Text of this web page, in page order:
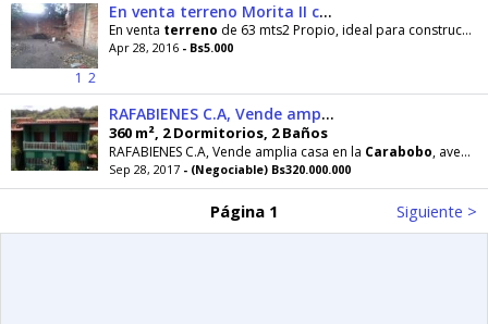
1 2
En venta terreno Morita II cerca Universidad de Carabobo
En venta terreno de 63 mts2 Propio, ideal para construccion de town house y o vivienda, locales u
Apr 28, 2016 - Bs5.000
RAFABIENES C.A, Vende amplia casa en la Carabobo
360 m², 2 Dormitorios, 2 Baños
RAFABIENES C.A, Vende amplia casa en la Carabobo, avenida principal, cercanías a Panaderías
Sep 28, 2017 - (Negociable) Bs320.000.000
Página 1 Siguiente >